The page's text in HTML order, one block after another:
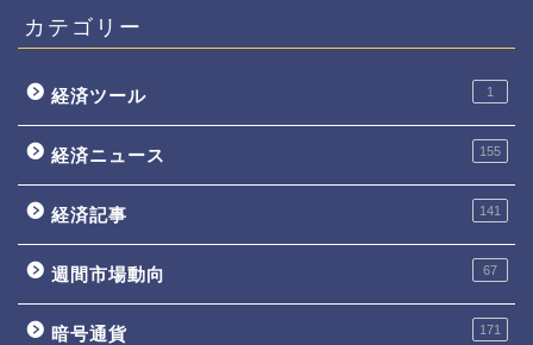
カテゴリー
経済ツール 1
経済ニュース 155
経済記事 141
週間市場動向 67
暗号通貨 171